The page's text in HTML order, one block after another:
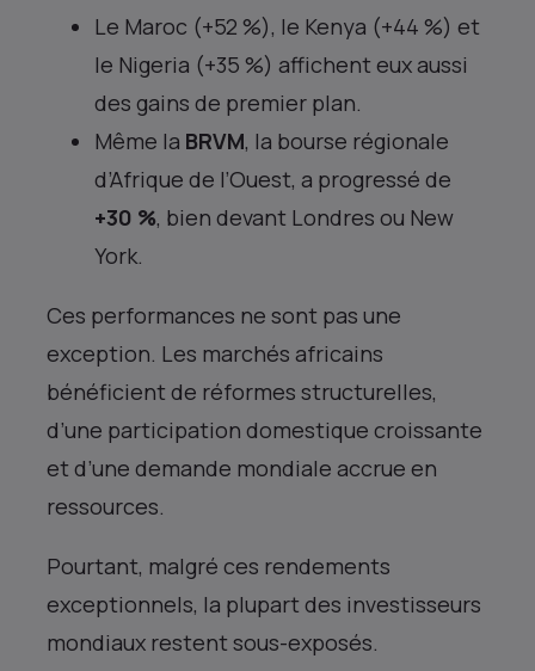
Le Maroc (+52 %), le Kenya (+44 %) et
le Nigeria (+35 %) affichent eux aussi
des gains de premier plan.
Même la BRVM, la bourse régionale
d’Afrique de l’Ouest, a progressé de
+30 %, bien devant Londres ou New
York.
Ces performances ne sont pas une
exception. Les marchés africains
bénéficient de réformes structurelles,
d’une participation domestique croissante
et d’une demande mondiale accrue en
ressources.
Pourtant, malgré ces rendements
exceptionnels, la plupart des investisseurs
mondiaux restent sous-exposés.